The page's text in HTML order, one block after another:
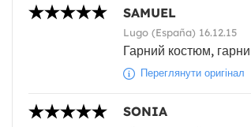
SAMUEL
Lugo (España) 16.12.15
Гарний костюм,
Переглянути оригінал
SONIA